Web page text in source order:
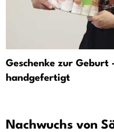
Geschenke zur Geburt
handgefertigt
Nachwuchs von